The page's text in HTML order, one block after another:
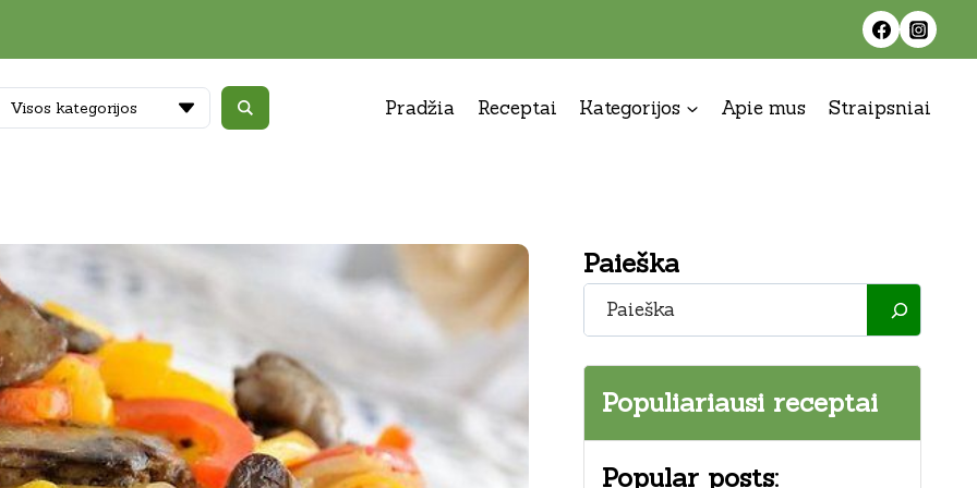
Visos kategorijos Pradžia Receptai Kategorijos Apie mus Straipsniai
Paieška
Paieška
Populiariausi receptai
Popular posts: